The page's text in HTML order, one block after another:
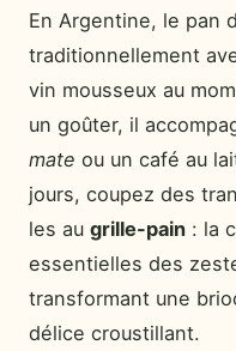
En Argentine, le pan
traditionnellement
vin mousseux au
un goûter, il
mate ou un café au
jours, coupez des
les au grille-pain : la
essentielles des
transformant une
délice croustillant.